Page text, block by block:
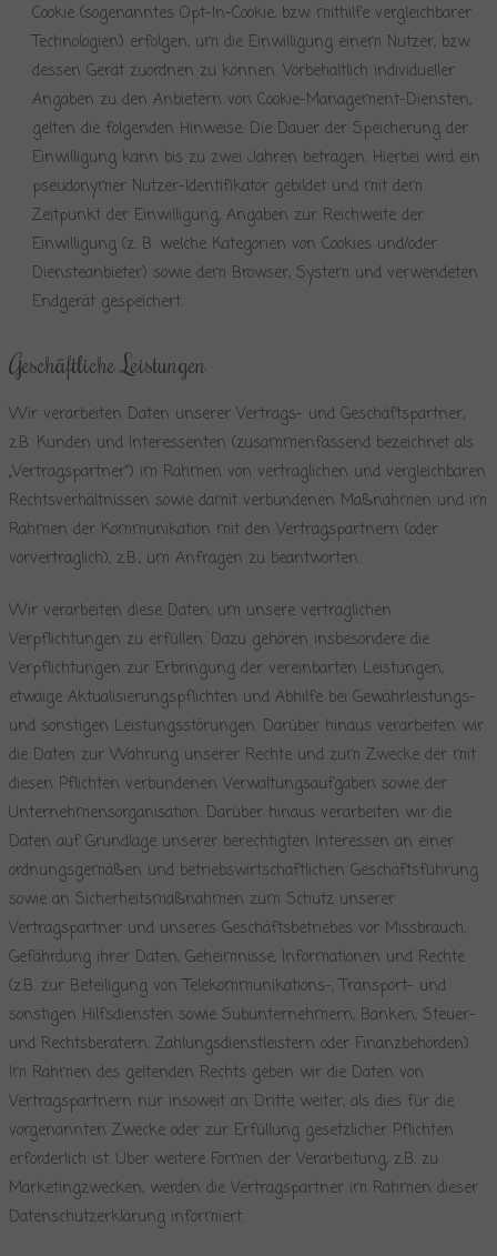
Cookie (sogenanntes Opt-In-Cookie, bzw. mithilfe vergleichbarer
Technologien) erfolgen, um die Einwilligung einem Nutzer, bzw.
dessen Gerät zuordnen zu können. Vorbehaltlich individueller
Angaben zu den Anbietern von Cookie-Management-Diensten,
gelten die folgenden Hinweise: Die Dauer der Speicherung der
Einwilligung kann bis zu zwei Jahren betragen. Hierbei wird ein
pseudonymer Nutzer-Identifikator gebildet und mit dem
Zeitpunkt der Einwilligung, Angaben zur Reichweite der
Einwilligung (z. B. welche Kategorien von Cookies und/oder
Diensteanbieter) sowie dem Browser, System und verwendeten
Endgerät gespeichert.
Geschäftliche Leistungen
Wir verarbeiten Daten unserer Vertrags- und Geschäftspartner,
z.B. Kunden und Interessenten (zusammenfassend bezeichnet als
„Vertragspartner“) im Rahmen von vertraglichen und vergleichbaren
Rechtsverhältnissen sowie damit verbundenen Maßnahmen und im
Rahmen der Kommunikation mit den Vertragspartnern (oder
vorvertraglich), z.B., um Anfragen zu beantworten.
Wir verarbeiten diese Daten, um unsere vertraglichen
Verpflichtungen zu erfüllen. Dazu gehören insbesondere die
Verpflichtungen zur Erbringung der vereinbarten Leistungen,
etwaige Aktualisierungspflichten und Abhilfe bei Gewährleistungs-
und sonstigen Leistungsstörungen. Darüber hinaus verarbeiten wir
die Daten zur Wahrung unserer Rechte und zum Zwecke der mit
diesen Pflichten verbundenen Verwaltungsaufgaben sowie der
Unternehmensorganisation. Darüber hinaus verarbeiten wir die
Daten auf Grundlage unserer berechtigten Interessen an einer
ordnungsgemäßen und betriebswirtschaftlichen Geschäftsführung
sowie an Sicherheitsmaßnahmen zum Schutz unserer
Vertragspartner und unseres Geschäftsbetriebes vor Missbrauch,
Gefährdung ihrer Daten, Geheimnisse, Informationen und Rechte
(z.B. zur Beteiligung von Telekommunikations-, Transport- und
sonstigen Hilfsdiensten sowie Subunternehmern, Banken, Steuer-
und Rechtsberatern, Zahlungsdienstleistern oder Finanzbehörden).
Im Rahmen des geltenden Rechts geben wir die Daten von
Vertragspartnern nur insoweit an Dritte weiter, als dies für die
vorgenannten Zwecke oder zur Erfüllung gesetzlicher Pflichten
erforderlich ist. Über weitere Formen der Verarbeitung, z.B. zu
Marketingzwecken, werden die Vertragspartner im Rahmen dieser
Datenschutzerklärung informiert.